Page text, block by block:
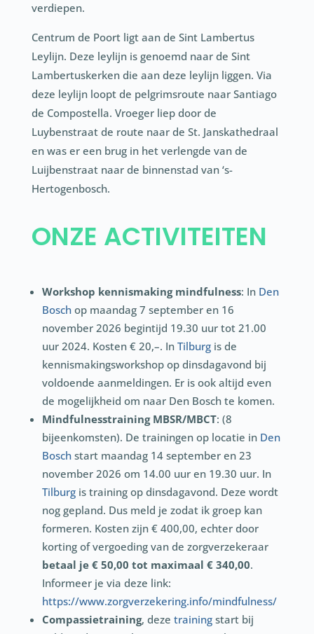
verdiepen.
Centrum de Poort ligt aan de Sint Lambertus
Leylijn. Deze leylijn is genoemd naar de Sint
Lambertuskerken die aan deze leylijn liggen. Via
deze leylijn loopt de pelgrimsroute naar Santiago
de Compostella. Vroeger liep door de
Luybenstraat de route naar de St. Janskathedraal
en was er een brug in het verlengde van de
Luijbenstraat naar de binnenstad van ‘s-
Hertogenbosch.
ONZE ACTIVITEITEN
Workshop kennismaking mindfulness: In Den
Boschop maandag 7 september en 16
november 2026 begintijd 19.30 uur tot 21.00
uur 2024. Kosten € 20,–. In Tilburgis de
kennismakingsworkshop op dinsdagavond bij
voldoende aanmeldingen. Er is ook altijd even
de mogelijkheid om naar Den Bosch te komen.
Mindfulnesstraining MBSR/MBCT: (8
bijeenkomsten). De trainingen op locatie in Den
Boschstart maandag 14 september en 23
november 2026 om 14.00 uur en 19.30 uur. In
Tilburgis training op dinsdagavond. Deze wordt
nog gepland. Dus meld je zodat ik groep kan
formeren. Kosten zijn € 400,00, echter door
korting of vergoeding van de zorgverzekeraar
betaal je € 50,00 tot maximaal € 340,00.
Informeer je via deze link:
https://www.zorgverzekering.info/mindfulness/
Compassietraining, deze trainingstart bij